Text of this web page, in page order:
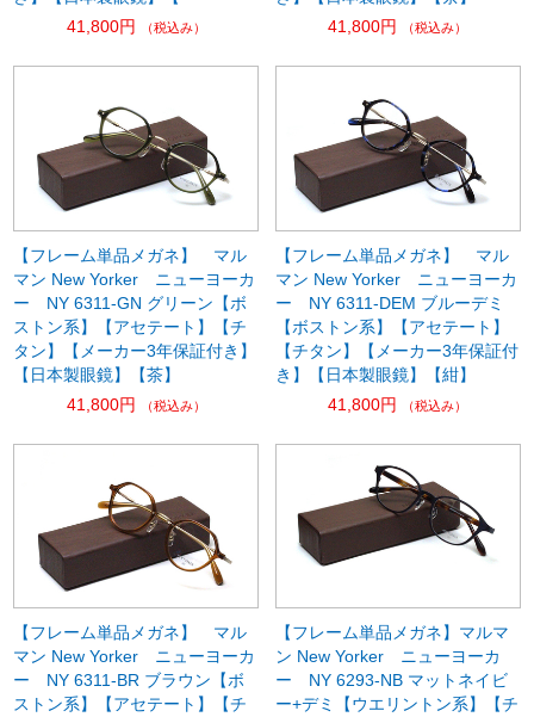
41,800円
（税込み）
41,800円
（税込み）
【フレーム単品メガネ】 マル
マン New Yorker ニューヨーカ
ー NY 6311-GN グリーン【ボ
ストン系】【アセテート】【チ
タン】【メーカー3年保証付き】
【日本製眼鏡】【茶】
41,800円
（税込み）
【フレーム単品メガネ】 マル
マン New Yorker ニューヨーカ
ー NY 6311-DEM ブルーデミ
【ボストン系】【アセテート】
【チタン】【メーカー3年保証付
き】【日本製眼鏡】【紺】
41,800円
（税込み）
【フレーム単品メガネ】 マル
マン New Yorker ニューヨーカ
ー NY 6311-BR ブラウン【ボ
ストン系】【アセテート】【チ
【フレーム単品メガネ】マルマ
ン New Yorker ニューヨーカ
ー NY 6293-NB マットネイビ
ー+デミ【ウエリントン系】【チ